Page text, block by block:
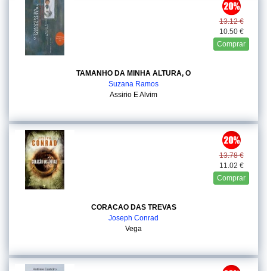
13.12 €
10.50 €
Comprar
TAMANHO DA MINHA ALTURA, O
Suzana Ramos
Assirio E Alvim
13.78 €
11.02 €
Comprar
CORACAO DAS TREVAS
Joseph Conrad
Vega